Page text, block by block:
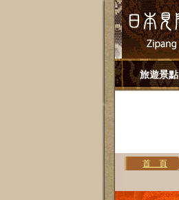
旅遊景點
首 頁